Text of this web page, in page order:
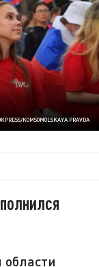
KOMSOMOLSKAYA PRAVDA